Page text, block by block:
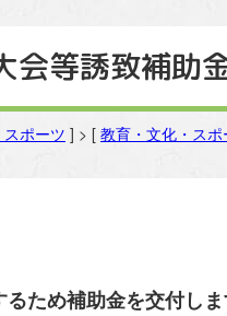
会等誘致補助
ポーツ ] > [ 教育・文化・スポ
ため補助金を交付し